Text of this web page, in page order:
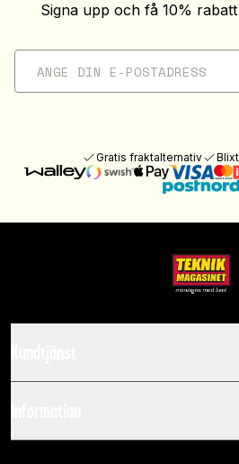
Signa upp och få 10%
Gratis fraktalternativ